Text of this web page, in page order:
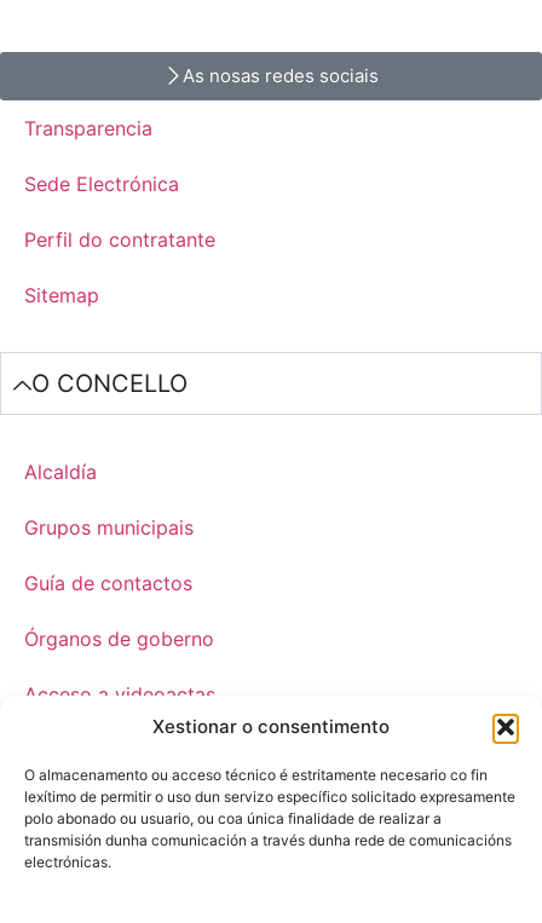
Xestionar o consentimento
O almacenamento ou acceso técnico é estritamente necesario co fin
lexítimo de permitir o uso dun servizo específico solicitado expresamente
polo abonado ou usuario, ou coa única finalidade de realizar a
transmisión dunha comunicación a través dunha rede de comunicacións
electrónicas.
As nosas redes sociais
Transparencia
Sede Electrónica
Perfil do contratante
Sitemap
O CONCELLO
Alcaldía
Grupos municipais
Guía de contactos
Órganos de goberno
Acceso a videoactas
xunta de goberno local
Imaxe corporativa